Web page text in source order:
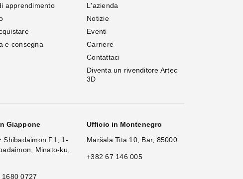
apprendimento
e consegna
L'azienda
Notizie
Eventi
Carriere
Contattaci
Diventa un rivenditore Artec
3D
Giappone
Shibadaimon F1, 1-
Minato-ku,
0727
Ufficio in Montenegro
Maršala Tita 10, Bar, 85000
+382 67 146 005